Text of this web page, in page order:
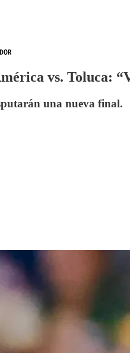
vs. Toluca:
una nueva final.